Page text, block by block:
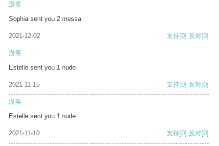
游客
Sophia sent you 2 messa
2021-12-02 支持[0] 反对[0]
游客
Estelle sent you 1 nude
2021-11-15 支持[0] 反对[0]
游客
Estelle sent you 1 nude
2021-11-10 支持[0] 反对[0]